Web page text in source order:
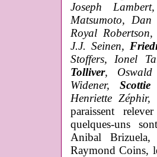
Joseph
Matsumoto,
Royal
J.J. Seinen,
Stoffers, Ionel
Tolliver, Oswald
Widener,
Henriette Zéphir,
paraissent
quelques-uns
Anibal
Raymond Coins,